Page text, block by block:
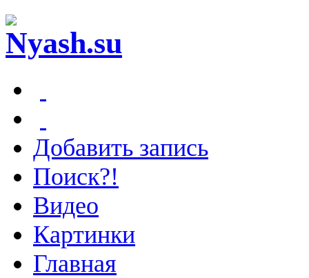
Добавить запись
Поиск?!
Видео
Картинки
Главная